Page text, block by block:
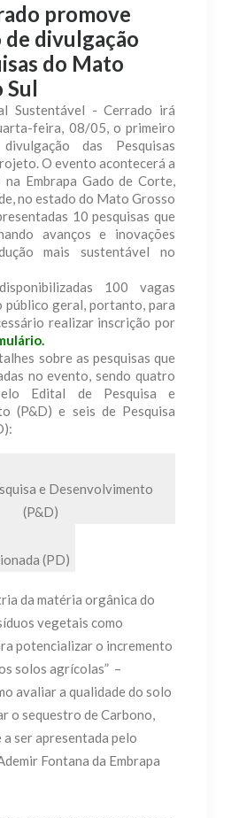
promove
de divulgação
do Mato
Sul
Sustentável - Cerrado irá
feira, 08/05, o primeiro
das Pesquisas
O evento acontecerá a
Embrapa Gado de Corte,
no estado do Mato Grosso
10 pesquisas que
avanços e inovações
mais sustentável no
100 vagas
geral, portanto, para
realizar inscrição por
.
sobre as pesquisas que
no evento, sendo quatro
Edital de Pesquisa e
(P&D) e seis de Pesquisa
e Desenvolvimento
(P&D)
(PD)
da matéria orgânica do
vegetais como
potencializar o incremento
solos agrícolas” –
avaliar a qualidade do solo
o sequestro de Carbono,
a ser apresentada pelo
Fontana da Embrapa